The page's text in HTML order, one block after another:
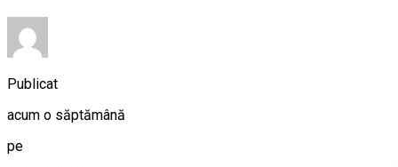
Publicat
acum o săptămână
pe